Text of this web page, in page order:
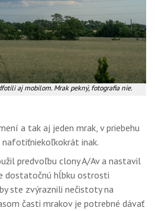
aj mobilom. Mrak pekný, fotografia nie.
a tak aj jeden mrak, v priebehu
inak.
predvoľbu clony A/Av a nastavil
dostatočnú hĺbku ostrosti
ste zvýraznili nečistoty na
časti mrakov je potrebné dávať